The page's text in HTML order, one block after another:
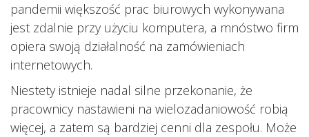
pandemii większość prac biurowych wykonywana
jest zdalnie przy użyciu komputera, a mnóstwo firm
opiera swoją działalność na zamówieniach
internetowych.
Niestety istnieje nadal silne przekonanie, że
pracownicy nastawieni na wielozadaniowość robią
więcej, a zatem są bardziej cenni dla zespołu. Może